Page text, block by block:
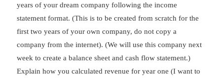
years of your dream company following the income
statement format. (This is to be created from scratch for the
first two years of your own company, do not copy a
company from the internet). (We will use this company next
week to create a balance sheet and cash flow statement.)
Explain how you calculated revenue for year one (I want to